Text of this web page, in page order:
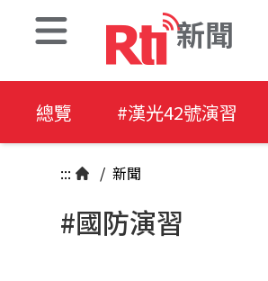
新聞
總覽 #漢光42號演習
::: / 新聞
#國防演習